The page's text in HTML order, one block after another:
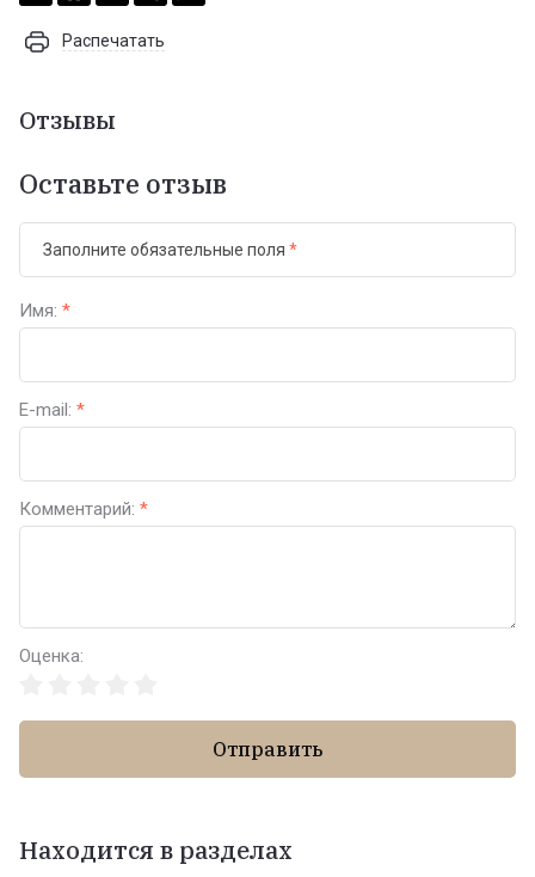
Распечатать
Отзывы
Оставьте отзыв
Заполните обязательные поля *
Имя: *
E-mail: *
Комментарий: *
Оценка:
Отправить
Находится в разделах